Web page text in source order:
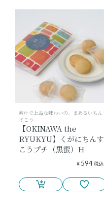
素朴で上品な味わいの、まあるいちん
すこう
【OKINAWA the
RYUKYU】くがにちんす
こうプチ（黒蜜）H
¥ 594税込